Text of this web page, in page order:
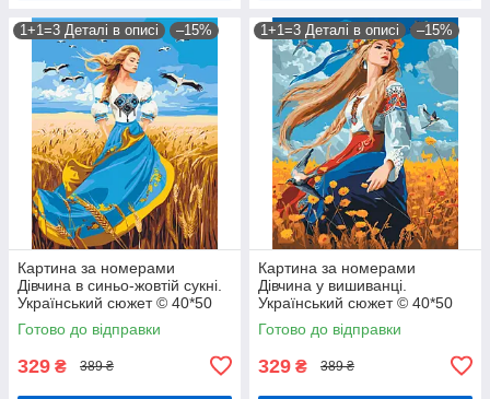
1+1=3 Деталі в описі –15%
Картина за номерами
Дівчина в синьо-жовтій сукні.
Український сюжет © 40*50
см Орігамі LW 32580
Готово до відправки
329 ₴ 389 ₴
1+1=3 Деталі в описі –15%
Картина за номерами
Дівчина у вишиванці.
Український сюжет © 40*50
см Орігамі LW 31530 pbn-p
Готово до відправки
329 ₴ 389 ₴